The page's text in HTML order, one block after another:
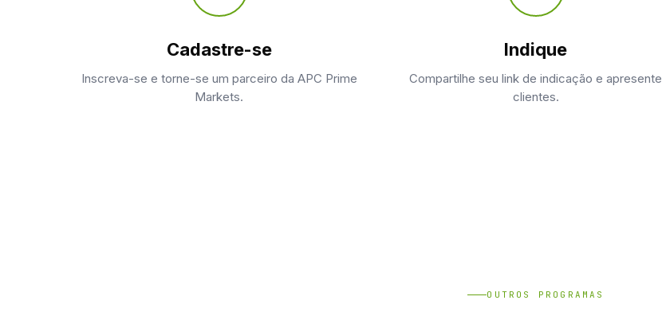
Cadastre-se
Inscreva-se e torne-se um parceiro da APC Prime
Markets.
Indique
Compartilhe seu link de indicação e apresente
clientes.
OUTROS PROGRAMAS